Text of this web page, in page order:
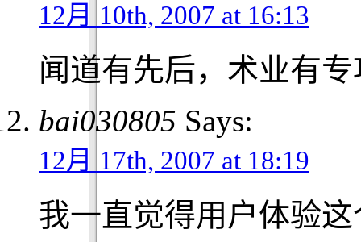
12月 10th, 2007 at 16:13
闻道有先后，术业有专
bai030805 Says:
12月 17th, 2007 at 18:19
我一直觉得用户体验